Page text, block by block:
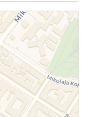
informację o